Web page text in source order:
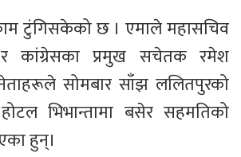
टुंगिसकेको छ । एमाले महासचिव
कांग्रेसका प्रमुख सचेतक रमेश
सोमबार साँझ ललितपुरको
भिभान्तामा बसेर सहमतिको
हुन्।